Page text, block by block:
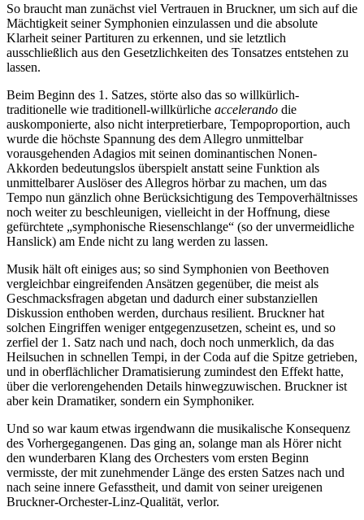
So braucht man zunächst viel Vertrauen in Bruckner, um sich auf die
Mächtigkeit seiner Symphonien einzulassen und die absolute
Klarheit seiner Partituren zu erkennen, und sie letztlich
ausschließlich aus den Gesetzlichkeiten des Tonsatzes entstehen zu
lassen.
Beim Beginn des 1. Satzes, störte also das so willkürlich-
traditionelle wie traditionell-willkürliche accelerando die
auskomponierte, also nicht interpretierbare, Tempoproportion, auch
wurde die höchste Spannung des dem Allegro unmittelbar
vorausgehenden Adagios mit seinen dominantischen Nonen-
Akkorden bedeutungslos überspielt anstatt seine Funktion als
unmittelbarer Auslöser des Allegros hörbar zu machen, um das
Tempo nun gänzlich ohne Berücksichtigung des Tempoverhältnisses
noch weiter zu beschleunigen, vielleicht in der Hoffnung, diese
gefürchtete „symphonische Riesenschlange“ (so der unvermeidliche
Hanslick) am Ende nicht zu lang werden zu lassen.
Musik hält oft einiges aus; so sind Symphonien von Beethoven
vergleichbar eingreifenden Ansätzen gegenüber, die meist als
Geschmacksfragen abgetan und dadurch einer substanziellen
Diskussion enthoben werden, durchaus resilient. Bruckner hat
solchen Eingriffen weniger entgegenzusetzen, scheint es, und so
zerfiel der 1. Satz nach und nach, doch noch unmerklich, da das
Heilsuchen in schnellen Tempi, in der Coda auf die Spitze getrieben,
und in oberflächlicher Dramatisierung zumindest den Effekt hatte,
über die verlorengehenden Details hinwegzuwischen. Bruckner ist
aber kein Dramatiker, sondern ein Symphoniker.
Und so war kaum etwas irgendwann die musikalische Konsequenz
des Vorhergegangenen. Das ging an, solange man als Hörer nicht
den wunderbaren Klang des Orchesters vom ersten Beginn
vermisste, der mit zunehmender Länge des ersten Satzes nach und
nach seine innere Gefasstheit, und damit von seiner ureigenen
Bruckner-Orchester-Linz-Qualität, verlor.